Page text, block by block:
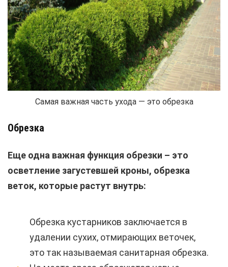
Самая важная часть ухода — это обрезка
Обрезка
Еще одна важная функция обрезки – это
осветление загустевшей кроны, обрезка
веток, которые растут внутрь:
Обрезка кустарников заключается в
удалении сухих, отмирающих веточек,
это так называемая санитарная обрезка.